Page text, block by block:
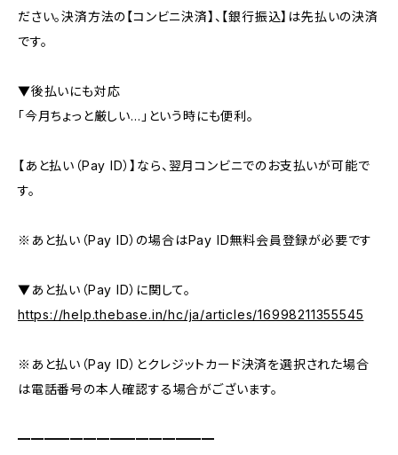
ださい。決済方法の【コンビニ決済】、【銀行振込】は先払いの決済
です。
▼後払いにも対応
「今月ちょっと厳しい…」という時にも便利。
【あと払い（Pay ID）】なら、翌月コンビニでのお支払いが可能で
す。
※あと払い（Pay ID）の場合はPay ID無料会員登録が必要です
▼あと払い（Pay ID）に関して。
https://help.thebase.in/hc/ja/articles/16998211355545
※あと払い（Pay ID）とクレジットカード決済を選択された場合
は電話番号の本人確認する場合がございます。
━━━━━━━━━━━━━━━